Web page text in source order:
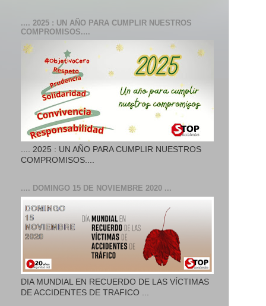
.... 2025 : UN AÑO PARA CUMPLIR NUESTROS
COMPROMISOS....
.... 2025 : UN AÑO PARA CUMPLIR NUESTROS
COMPROMISOS....
.... DOMINGO 15 DE NOVIEMBRE 2020 ...
DIA MUNDIAL EN RECUERDO DE LAS VÍCTIMAS
DE ACCIDENTES DE TRAFICO ...